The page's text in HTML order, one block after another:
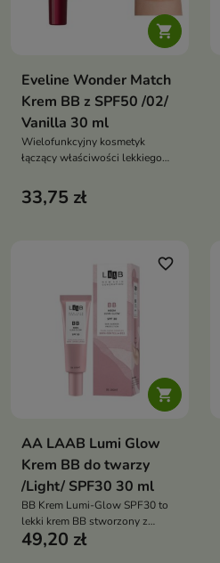

Eveline Wonder Match
Krem BB z SPF50 /02/
Vanilla 30 ml
Wielofunkcyjny kosmetyk
łączący właściwości lekkiego
ochrony przeciwsłonecznej
33,75 zł

favorite_border
AA LAAB Lumi Glow
Krem BB do twarzy
/Light/ SPF30 30 ml
BB Krem Lumi-Glow SPF30 to
lekki krem BB stworzony z
myślą o skórze poszarzałej,
49,20 zł